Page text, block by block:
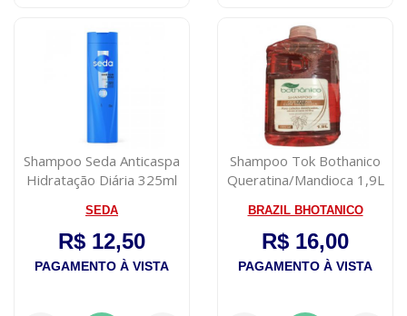
Shampoo Seda Anticaspa
Hidratação Diária 325ml
SEDA
R$ 12,50
PAGAMENTO À VISTA
Shampoo Tok Bothanico
Queratina/Mandioca 1,9L
BRAZIL BHOTANICO
R$ 16,00
PAGAMENTO À VISTA